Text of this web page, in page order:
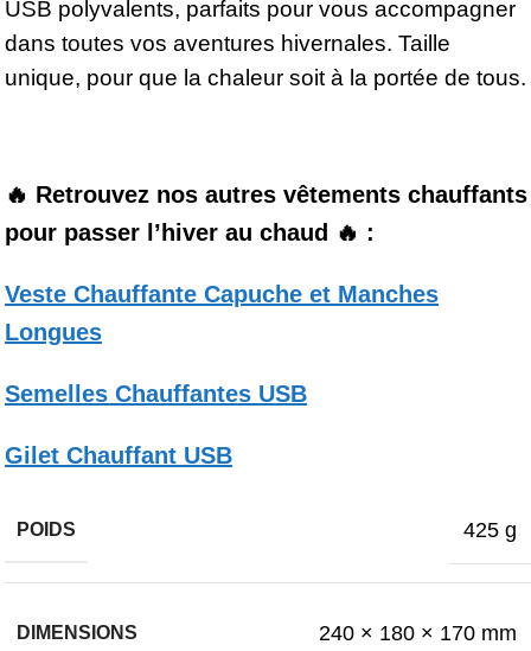
USB polyvalents, parfaits pour vous accompagner
dans toutes vos aventures hivernales. Taille
unique, pour que la chaleur soit à la portée de tous.
🔥 Retrouvez nos autres vêtements chauffants
pour passer l’hiver au chaud 🔥 :
Veste Chauffante Capuche et Manches
Longues
Semelles Chauffantes USB
Gilet Chauffant USB
POIDS 425 g
DIMENSIONS 240 × 180 × 170 mm